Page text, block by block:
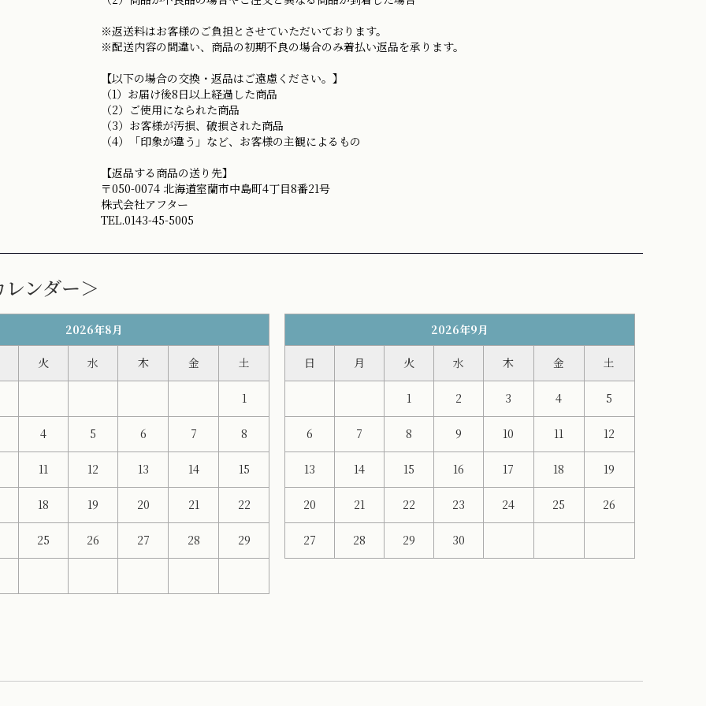
※返送料はお客様のご負担とさせていただいております。
※配送内容の間違い、商品の初期不良の場合のみ着払い返品を承ります。
【以下の場合の交換・返品はご遠慮ください。】
（1）お届け後8日以上経過した商品
（2）ご使用になられた商品
（3）お客様が汚損、破損された商品
（4）「印象が違う」など、お客様の主観によるもの
【返品する商品の送り先】
〒050-0074 北海道室蘭市中島町4丁目8番21号
株式会社アフター
TEL.0143-45-5005
ンダー＞
2026年8月
火 水 木 金 土
1
4 5 6 7 8
11 12 13 14 15
18 19 20 21 22
25 26 27 28 29
2026年9月
日 月 火 水 木 金 土
1 2 3 4 5
6 7 8 9 10 11 12
13 14 15 16 17 18 19
20 21 22 23 24 25 26
27 28 29 30